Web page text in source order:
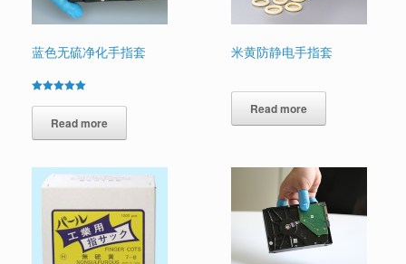
蓝色无硫净化手指套
5.00
out of 5Read more
米黄防静电手指套
Read more